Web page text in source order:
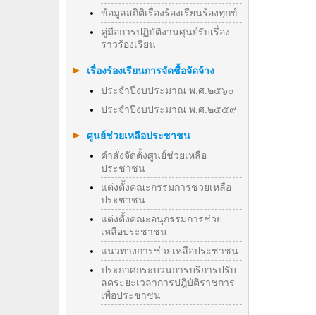
ข้อมูลสถิติเรื่องร้องเรียนร้องทุกข์
คู่มือการปฏิบัติงานศุนย์รับเรื่อง
ราวร้องเรียน
เรื่องร้องเรียนการจัดซื้อจัดจ้าง
ประจำปีงบประมาณ พ.ศ.๒๕๖๐
ประจำปีงบประมาณ พ.ศ.๒๕๕๙
ศูนย์ช่วยเหลือประชาชน
คำสั่งจัดตั้งศูนย์ช่วยเหลือ
ประชาชน
แต่งตั้งคณะกรรมการช่วยเหลือ
ประชาชน
แต่งตั้งคณะอนุกรรมการช่วย
เหลือประชาชน
แนวทางการช่วยเหลือประชาชน
ประกาศกระบวนการบริการปรับ
ลดระยะเวลาการปฎิบัติราชการ
เพื่อประชาชน